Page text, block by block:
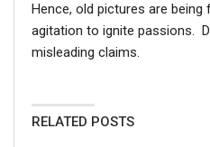
Hence, old pictures are
agitation to ignite passions.
misleading claims.
RELATED POSTS